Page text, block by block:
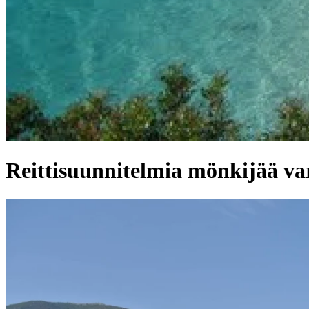
Reittisuunnitelmia mönkijää